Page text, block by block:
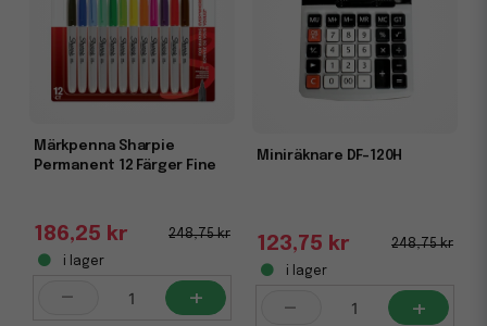
Märkpenna Sharpie
Permanent 12 Färger Fine
248,75 kr
186,25 kr
i lager
- +
Miniräknare DF-120H
248,75 kr
123,75 kr
i lager
- +